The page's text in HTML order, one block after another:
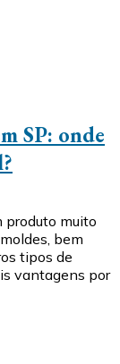
SP: onde
produto muito
bem
tipos de
vantagens por